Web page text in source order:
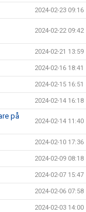
2024-02-23 09:16
2024-02-22 09:42
2024-02-21 13:59
2024-02-16 18:41
2024-02-15 16:51
2024-02-14 16:18
på
2024-02-14 11:40
2024-02-10 17:36
2024-02-09 08:18
2024-02-07 15:47
2024-02-06 07:58
2024-02-03 14:00